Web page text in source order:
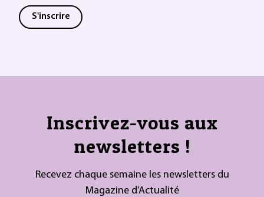
S'inscrire
Inscrivez-vous aux
newsletters !
Recevez chaque semaine les newsletters du
Magazine d’Actualité